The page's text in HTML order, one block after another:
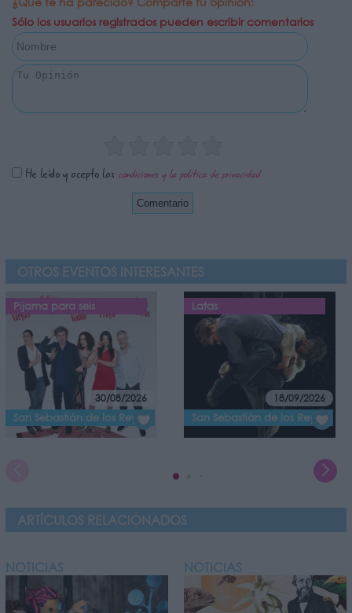
Sólo los usuarios registrados pueden escribir comentarios
He leído y acepto las condiciones y la política de privacidad
OTROS EVENTOS INTERESANTES
Pijama para seis
30/08/2026
San Sebastián de los Reyes
Latas
18/09/2026
San Sebastián de los Reyes
ARTÍCULOS RELACIONADOS
NOTICIAS NOTICIAS